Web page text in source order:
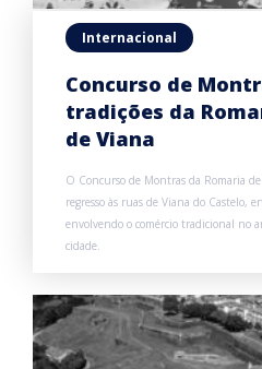
Internacional
Concurso de
tradições da
de Viana
O Concurso de Montras da Romaria
regresso às ruas de Viana do Castelo,
envolvendo o comércio tradicional no
cidade.